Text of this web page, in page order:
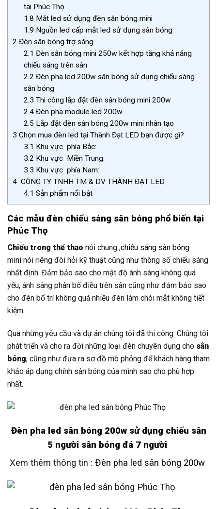
tại Phúc Thọ
1.8 Mắt led sử dụng đèn sân bóng mini
1.9 Nguồn led cấp mắt led sử dụng sân bóng
2 Đèn sân bóng trợ sáng
2.1 Đèn sân bóng mini 250w kết hợp tăng khả năng
chiếu sáng trên sân
2.2 Đèn pha led 200w sân bóng sử dụng chiếu sáng
sân bóng
2.3 Thi công lắp đặt đèn sân bóng mini 200w
2.4 Đèn pha module led 200w
2.5 Lắp đặt đèn sân bóng 200w mini nhân tạo
3 Chọn mua đèn led tại Thành Đạt LED bạn được gì?
3.1 Khu vực phía Bắc:
3.2 Khu vực Miền Trung:
3.3 Khu vực phía Nam:
4 CÔNG TY TNHH TM & DV THÀNH ĐẠT LED
4.1 Sản phẩm nổi bật
Các mẫu đèn chiếu sáng sân bóng phổ biến tại
Phúc Thọ
Chiếu trong thể thao nói chung ,chiếu sáng sân bóng
mini nói riêng đòi hỏi kỹ thuật cũng như thông số chiếu sáng
nhất định. Đảm bảo sao cho mật độ ánh sáng không quá
yếu, ánh sáng phân bố điều trên sân cũng như đảm bảo sao
cho đèn bố trí không quá nhiều đèn làm chói mắt không tiết
kiệm.
Qua những yêu cầu và dự án chúng tôi đã thi công. Chúng tôi
phát triển và cho ra đời những loại đèn chuyên dụng cho sân
bóng, cũng như đưa ra sơ đồ mô phỏng để khách hàng tham
khảo áp dụng chính sân bóng của mình sao cho phù hợp
nhất.
Đèn pha led sân bóng 200w sử dụng chiếu sân
5 người sân bóng đá 7 người
Xem thêm thông tin : Đèn pha led sân bóng 200w